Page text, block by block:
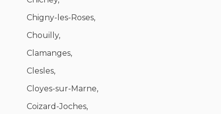
Chigny-les-Roses,
Chouilly,
Clamanges,
Clesles,
Cloyes-sur-Marne,
Coizard-Joches,